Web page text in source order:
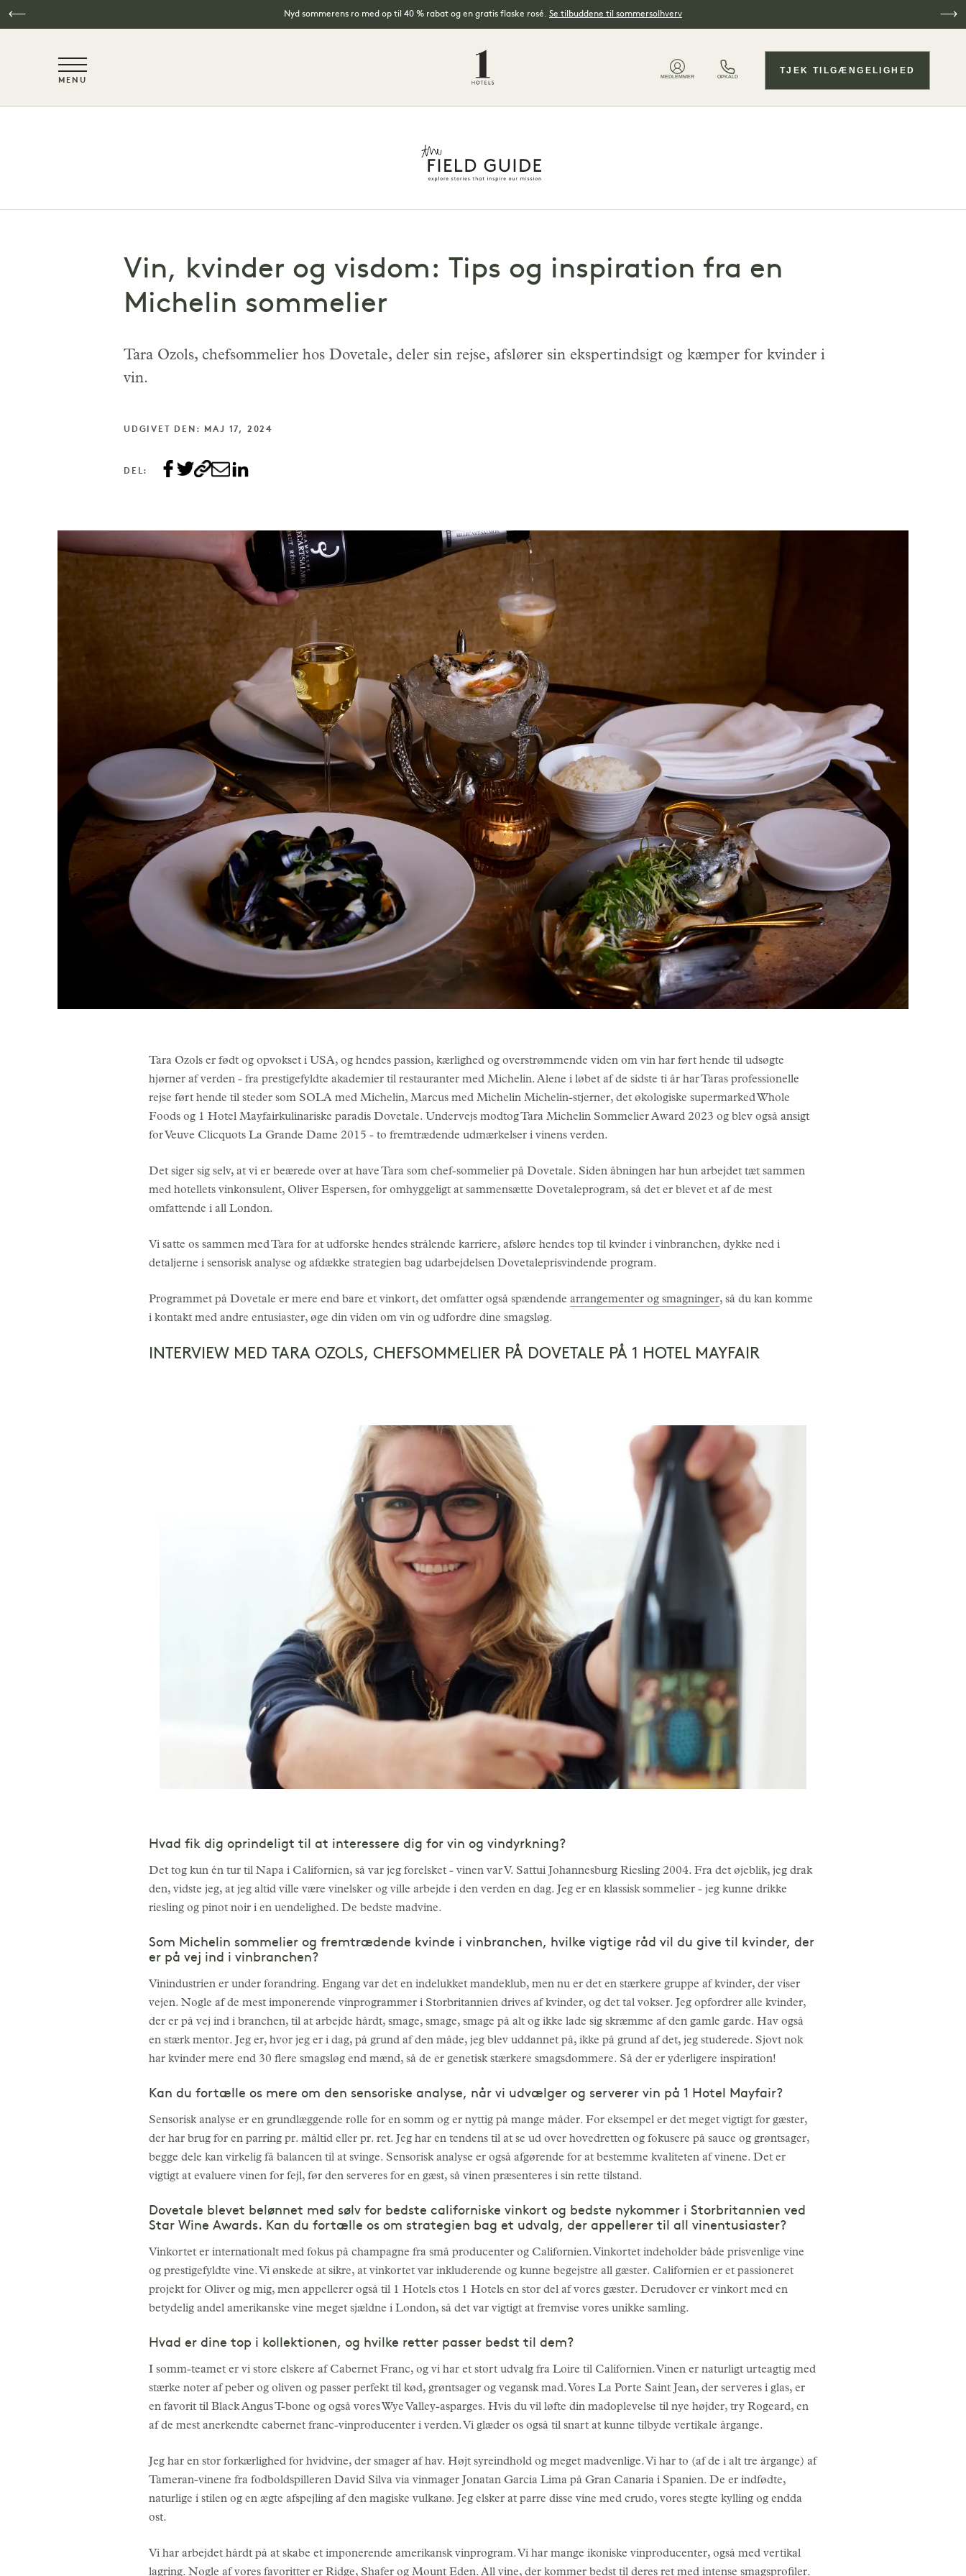
Nyd sommerens ro med op til 40 % rabat og en gratis flaske rosé. Se tilbuddene til sommersolhverv
NaN / 6
MENU MEDLEMMER OPKALD
TJEK TILGÆNGELIGHED
Vin, kvinder og visdom: Tips og inspiration fra en
Michelin sommelier
Tara Ozols, chefsommelier hos Dovetale, deler sin rejse, afslører sin ekspertindsigt og kæmper for kvinder i
vin.
UDGIVET DEN: MAJ 17, 2024
DEL:
Tara Ozols er født og opvokset i USA, og hendes passion, kærlighed og overstrømmende viden om vin har ført hende til udsøgte
hjørner af verden - fra prestigefyldte akademier til restauranter med Michelin. Alene i løbet af de sidste ti år har Taras professionelle
rejse ført hende til steder som SOLA med Michelin, Marcus med Michelin Michelin-stjerner, det økologiske supermarked Whole
Foods og 1 Hotel Mayfairkulinariske paradis Dovetale. Undervejs modtog Tara Michelin Sommelier Award 2023 og blev også ansigt
for Veuve Clicquots La Grande Dame 2015 - to fremtrædende udmærkelser i vinens verden.
Det siger sig selv, at vi er beærede over at have Tara som chef-sommelier på Dovetale. Siden åbningen har hun arbejdet tæt sammen
med hotellets vinkonsulent, Oliver Espersen, for omhyggeligt at sammensætte Dovetaleprogram, så det er blevet et af de mest
omfattende i all London.
Vi satte os sammen med Tara for at udforske hendes strålende karriere, afsløre hendes top til kvinder i vinbranchen, dykke ned i
detaljerne i sensorisk analyse og afdække strategien bag udarbejdelsen Dovetaleprisvindende program.
Programmet på Dovetale er mere end bare et vinkort, det omfatter også spændende arrangementer og smagninger, så du kan komme
i kontakt med andre entusiaster, øge din viden om vin og udfordre dine smagsløg.
INTERVIEW MED TARA OZOLS, CHEFSOMMELIER PÅ DOVETALE PÅ 1 HOTEL MAYFAIR
Hvad fik dig oprindeligt til at interessere dig for vin og vindyrkning?
Det tog kun én tur til Napa i Californien, så var jeg forelsket - vinen var V. Sattui Johannesburg Riesling 2004. Fra det øjeblik, jeg drak
den, vidste jeg, at jeg altid ville være vinelsker og ville arbejde i den verden en dag. Jeg er en klassisk sommelier - jeg kunne drikke
riesling og pinot noir i en uendelighed. De bedste madvine.
Som Michelin sommelier og fremtrædende kvinde i vinbranchen, hvilke vigtige råd vil du give til kvinder, der
er på vej ind i vinbranchen?
Vinindustrien er under forandring. Engang var det en indelukket mandeklub, men nu er det en stærkere gruppe af kvinder, der viser
vejen. Nogle af de mest imponerende vinprogrammer i Storbritannien drives af kvinder, og det tal vokser. Jeg opfordrer alle kvinder,
der er på vej ind i branchen, til at arbejde hårdt, smage, smage, smage på alt og ikke lade sig skræmme af den gamle garde. Hav også
en stærk mentor. Jeg er, hvor jeg er i dag, på grund af den måde, jeg blev uddannet på, ikke på grund af det, jeg studerede. Sjovt nok
har kvinder mere end 30 flere smagsløg end mænd, så de er genetisk stærkere smagsdommere. Så der er yderligere inspiration!
Kan du fortælle os mere om den sensoriske analyse, når vi udvælger og serverer vin på 1 Hotel Mayfair?
Sensorisk analyse er en grundlæggende rolle for en somm og er nyttig på mange måder. For eksempel er det meget vigtigt for gæster,
der har brug for en parring pr. måltid eller pr. ret. Jeg har en tendens til at se ud over hovedretten og fokusere på sauce og grøntsager,
begge dele kan virkelig få balancen til at svinge. Sensorisk analyse er også afgørende for at bestemme kvaliteten af vinene. Det er
vigtigt at evaluere vinen for fejl, før den serveres for en gæst, så vinen præsenteres i sin rette tilstand.
Dovetale blevet belønnet med sølv for bedste californiske vinkort og bedste nykommer i Storbritannien ved
Star Wine Awards. Kan du fortælle os om strategien bag et udvalg, der appellerer til all vinentusiaster?
Vinkortet er internationalt med fokus på champagne fra små producenter og Californien. Vinkortet indeholder både prisvenlige vine
og prestigefyldte vine. Vi ønskede at sikre, at vinkortet var inkluderende og kunne begejstre all gæster. Californien er et passioneret
projekt for Oliver og mig, men appellerer også til 1 Hotels etos 1 Hotels en stor del af vores gæster. Derudover er vinkort med en
betydelig andel amerikanske vine meget sjældne i London, så det var vigtigt at fremvise vores unikke samling.
Hvad er dine top i kollektionen, og hvilke retter passer bedst til dem?
I somm-teamet er vi store elskere af Cabernet Franc, og vi har et stort udvalg fra Loire til Californien. Vinen er naturligt urteagtig med
stærke noter af peber og oliven og passer perfekt til kød, grøntsager og vegansk mad. Vores La Porte Saint Jean, der serveres i glas, er
en favorit til Black Angus T-bone og også vores Wye Valley-asparges. Hvis du vil løfte din madoplevelse til nye højder, try Rogeard, en
af de mest anerkendte cabernet franc-vinproducenter i verden. Vi glæder os også til snart at kunne tilbyde vertikale årgange.
Jeg har en stor forkærlighed for hvidvine, der smager af hav. Højt syreindhold og meget madvenlige. Vi har to (af de i alt tre årgange) af
Tameran-vinene fra fodboldspilleren David Silva via vinmager Jonatan Garcia Lima på Gran Canaria i Spanien. De er indfødte,
naturlige i stilen og en ægte afspejling af den magiske vulkanø. Jeg elsker at parre disse vine med crudo, vores stegte kylling og endda
ost.
Vi har arbejdet hårdt på at skabe et imponerende amerikansk vinprogram. Vi har mange ikoniske vinproducenter, også med vertikal
lagring. Nogle af vores favoritter er Ridge, Shafer og Mount Eden. All vine, der kommer bedst til deres ret med intense smagsprofiler.